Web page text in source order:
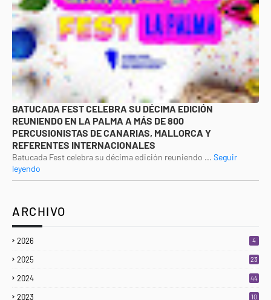
BATUCADA FEST CELEBRA SU DÉCIMA EDICIÓN
REUNIENDO EN LA PALMA A MÁS DE 800
PERCUSIONISTAS DE CANARIAS, MALLORCA Y
REFERENTES INTERNACIONALES
Batucada Fest celebra su décima edición reuniendo ... Seguir
leyendo
ARCHIVO
2026 4
2025
23
2024 44
2023 10